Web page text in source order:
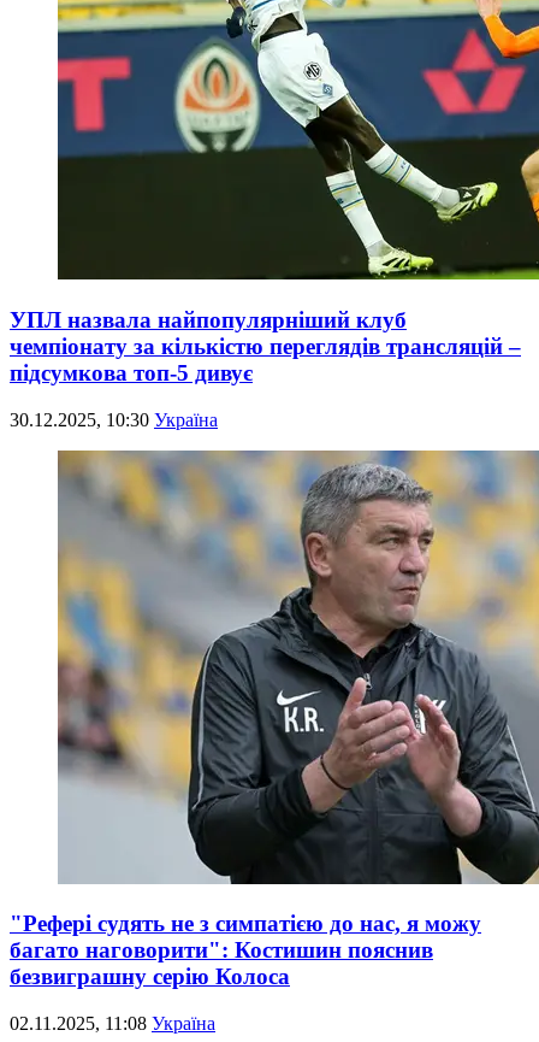
УПЛ назвала найпопулярніший клуб
чемпіонату за кількістю переглядів трансляцій –
підсумкова топ-5 дивує
30.12.2025, 10:30 Україна
"Рефері судять не з симпатією до нас, я можу
багато наговорити": Костишин пояснив
безвиграшну серію Колоса
02.11.2025, 11:08 Україна